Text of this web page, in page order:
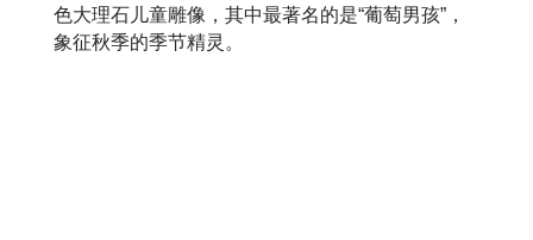
色大理石儿童雕像，其中最著名的是“葡萄男孩”，
象征秋季的季节精灵。